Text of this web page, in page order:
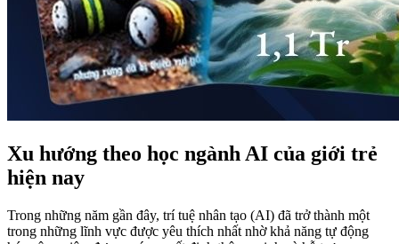
Xu hướng theo học ngành AI của giới trẻ
hiện nay
Trong những năm gần đây, trí tuệ nhân tạo (AI) đã trở thành một
trong những lĩnh vực được yêu thích nhất nhờ khả năng tự động